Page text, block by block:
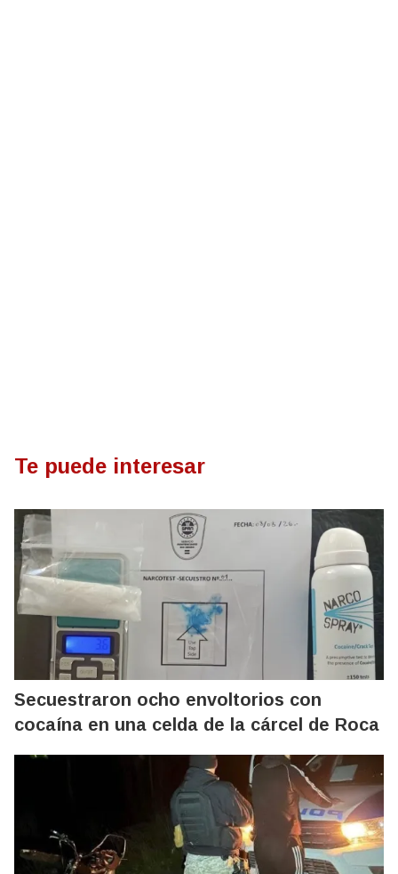
Te puede interesar
Secuestraron ocho envoltorios con
cocaína en una celda de la cárcel de Roca